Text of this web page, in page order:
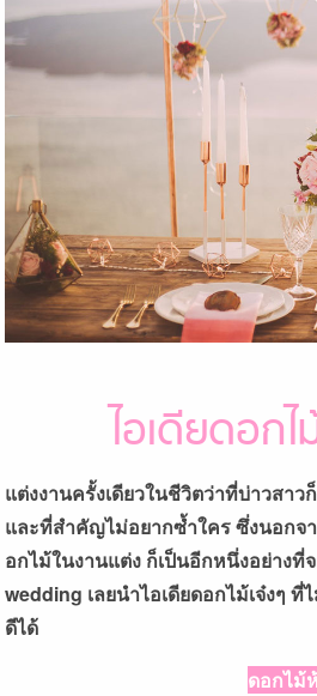
ไอเดียดอก
แต่งงานครั้งเดียวในชีวิตว่าที่บ่าวสา
และที่สำคัญไม่อยากซ้ำใคร ซึ่งนอกจ
อกไม้ในงานแต่ง ก็เป็นอีกหนึ่งอย่างที่
wedding เลยนำไอเดียดอกไม้เจ๋งๆ
ดีได้
ดอกไม้